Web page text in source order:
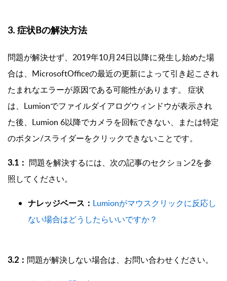
3. 症状Bの解決方法
問題が解決せず、2019年10月24日以降に発生し始めた場
合は、MicrosoftOfficeの最近の更新によって引き起こされ
たまれなエラーが原因である可能性があります。 症状
は、Lumionでファイルダイアログウィンドウが表示され
た後、Lumion 6以降でカメラを回転できない、または特定
のボタン/スライダーをクリックできないことです。
3.1： 問題を解決するには、次の記事のセクション2を参
照してください。
ナレッジベース： Lumionがマウスクリックに反応し
ない場合はどうしたらいいですか？
3.2： 問題が解決しない場合は、お問い合わせください。